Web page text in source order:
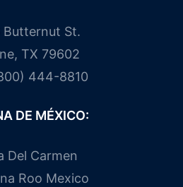
Butternut St.
TX 79602
444-8810
DE MÉXICO:
Del Carmen
Roo Mexico